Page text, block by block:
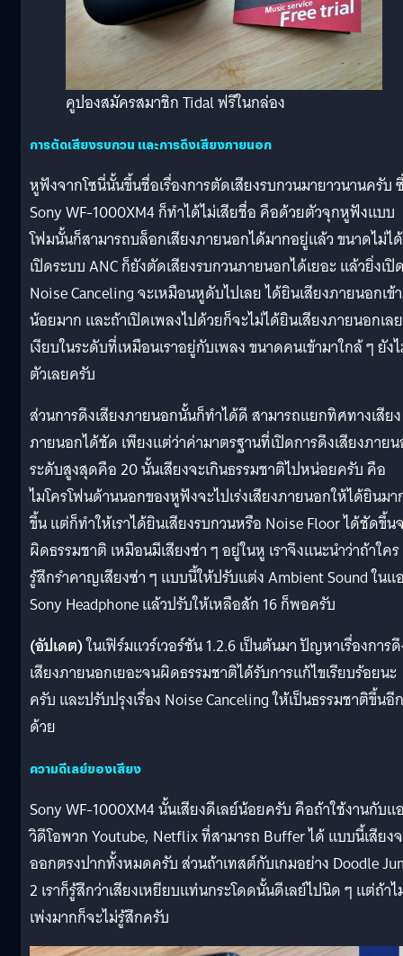
คูปองสมัครสมาชิก Tidal ฟรีในกล่อง
การตัดเสียงรบกวน และการดึงเสียงภายนอก
หูฟังจากโซนี่นั้นขึ้นชื่อเรื่องการตัดเสียงรบกวนมายาวนานครับ
Sony WF-1000XM4 ก็ทำได้ไม่เสียชื่อ คือด้วยตัวจุกหูฟังแบบ
โฟมนั้นก็สามารถบล็อกเสียงภายนอกได้มากอยู่แล้ว ขนาดไม่ได้
เปิดระบบ ANC ก็ยังตัดเสียงรบกวนภายนอกได้เยอะ แล้วยิ่งเปิ
Noise Canceling จะเหมือนหูดับไปเลย ได้ยินเสียงภายนอกเข้
น้อยมาก และถ้าเปิดเพลงไปด้วยก็จะไม่ได้ยินเสียงภายนอกเลย
เงียบในระดับที่เหมือนเราอยู่กับเพลง ขนาดคนเข้ามาใกล้ ๆ ยัง
ตัวเลยครับ
ส่วนการดึงเสียงภายนอกนั้นก็ทำได้ดี สามารถแยกทิศทางเสียง
ภายนอกได้ชัด เพียงแต่ว่าค่ามาตรฐานที่เปิดการดึงเสียงภาย
ระดับสูงสุดคือ 20 นั้นเสียงจะเกินธรรมชาติไปหน่อยครับ คือ
ไมโครโฟนด้านนอกของหูฟังจะไปเร่งเสียงภายนอกให้ได้ยินมา
ขึ้น แต่ก็ทำให้เราได้ยินเสียงรบกวนหรือ Noise Floor ได้ชัดขึ้น
ผิดธรรมชาติ เหมือนมีเสียงซ่า ๆ อยู่ในหู เราจึงแนะนำว่าถ้าใคร
รู้สึกรำคาญเสียงซ่า ๆ แบบนี้ให้ปรับแต่ง Ambient Sound ในแ
Sony Headphone แล้วปรับให้เหลือสัก 16 ก็พอครับ
(อัปเดต)ในเฟิร์มแวร์เวอร์ชัน 1.2.6 เป็นต้นมา ปัญหาเรื่องการ
เสียงภายนอกเยอะจนผิดธรรมชาติได้รับการแก้ไขเรียบร้อยนะ
ครับ และปรับปรุงเรื่อง Noise Canceling ให้เป็นธรรมชาติขึ้นอีก
ด้วย
ความดีเลย์ของเสียง
Sony WF-1000XM4 นั้นเสียงดีเลย์น้อยครับ คือถ้าใช้งานกับแ
วิดีโอพวก Youtube, Netflix ที่สามารถ Buffer ได้ แบบนี้เสียง
ออกตรงปากทั้งหมดครับ ส่วนถ้าเทสต์กับเกมอย่าง Doodle
2 เราก็รู้สึกว่าเสียงเหยียบแท่นกระโดดนั้นดีเลย์ไปนิด ๆ แต่ถ้า
เพ่งมากก็จะไม่รู้สึกครับ